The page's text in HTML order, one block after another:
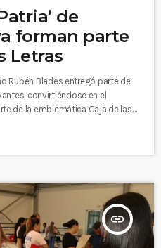
de
forman parte
Letras
Rubén Blades entregó parte de
convirtiéndose en el
de la emblemática Caja de las
y documentos de
insert_link